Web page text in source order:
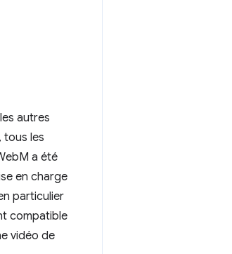
autres
tous les
a été
en charge
particulier
compatible
vidéo de